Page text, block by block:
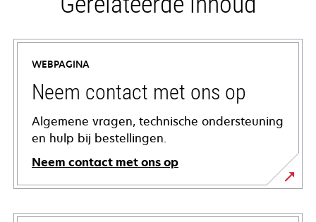
WEBPAGINA
Neem contact met ons op
Algemene vragen, technische ondersteuning
en hulp bij bestellingen.
Neem contact met ons op